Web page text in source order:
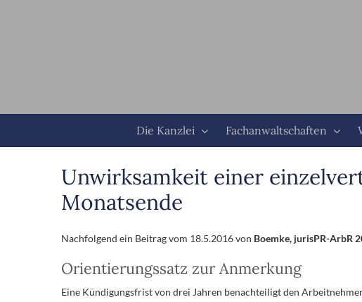
Die Kanzlei Fachanwaltschaften
Unwirksamkeit einer
Monatsende
Nachfolgend ein Beitrag vom 18.5.2016 von Boemke, jurisPR-ArbR
Orientierungssatz zur Anmerkung
Eine Kündigungsfrist von drei Jahren benachteiligt den